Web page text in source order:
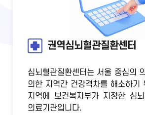
권역심뇌혈관질환센터
심뇌혈관질환센터는 서울 중심의
의한 지역간 건강격차를 해소하기
지역에 보건복지부가 지정한 심
의료기관입니다.